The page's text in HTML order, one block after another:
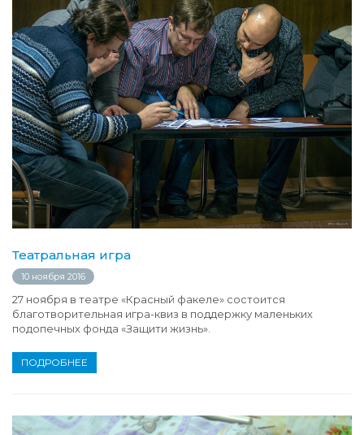
Театральная игра
10 ноября 2016
27 ноября в театре «Красный факеле» состоится
благотворительная игра-квиз в поддержку маленьких
подопечных фонда «Защити жизнь».
ПОДРОБНЕЕ